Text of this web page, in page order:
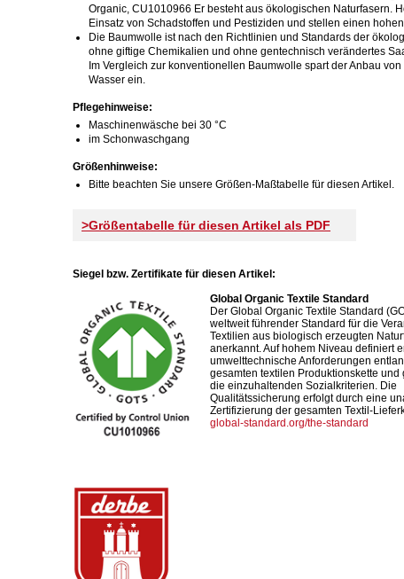
Organic, CU1010966 Er besteht aus ökologischen Naturfasern.
Einsatz von Schadstoffen und Pestiziden und stellen einen
Die Baumwolle ist nach den Richtlinien und Standards der
ohne giftige Chemikalien und ohne gentechnisch verändertes
Im Vergleich zur konventionellen Baumwolle spart der Anbau
Wasser ein.
Pflegehinweise:
Maschinenwäsche bei 30 °C
im Schonwaschgang
Größenhinweise:
Bitte beachten Sie unsere Größen-Maßtabelle für diesen Artikel.
>Größentabelle für diesen Artikel als PDF
Siegel bzw. Zertifikate für diesen Artikel:
Global Organic Textile Standard
Der Global Organic Textile Standard
weltweit führender Standard für die
Textilien aus biologisch erzeugten
anerkannt. Auf hohem Niveau definiert
umwelttechnische Anforderungen
gesamten textilen Produktionskette und
die einzuhaltenden Sozialkriterien. Die
Qualitätssicherung erfolgt durch eine
Zertifizierung der gesamten Textil-
global-standard.org/the-standard